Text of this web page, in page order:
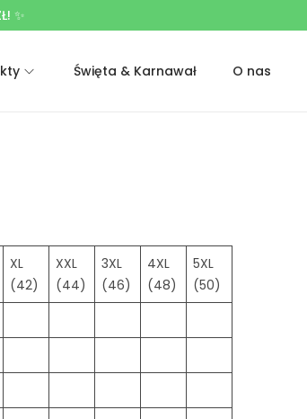
✨
Święta & Karnawał O nas
XL
(42)
XXL
(44)
3XL
(46)
4XL
(48)
5XL
(50)